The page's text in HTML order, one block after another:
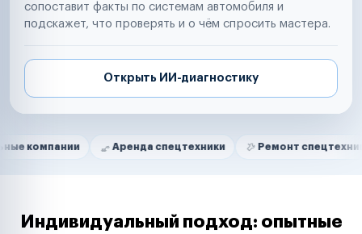
сопоставит факты по системам автомобиля и
подскажет, что проверять и о чём спросить мастера.
Открыть ИИ-диагностику
Нам доверяют
Аренда спецтехники Ремонт спецтехники
Маркетплейсы
Таксопарки
Индивидуальный подход: опытные